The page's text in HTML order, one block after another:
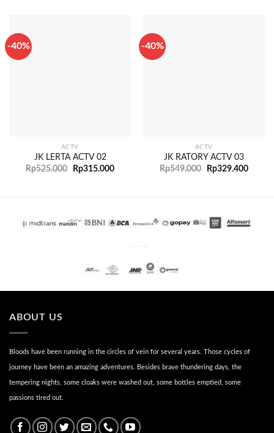
-40%
ACTV
JK LERTA ACTV 02
Rp525.000 Rp315.000
-40%
ACTV
JK RATORY ACTV 03
Rp549.000 Rp329.400
ABOUT US
Bloods have been running in the circles of vein for several years. Those cycles of
journey have been an amazing adventures. Besides brave thundering days, the
tempering nights, some cloaks were washed out, some bottles emptied, some
passions tired out.